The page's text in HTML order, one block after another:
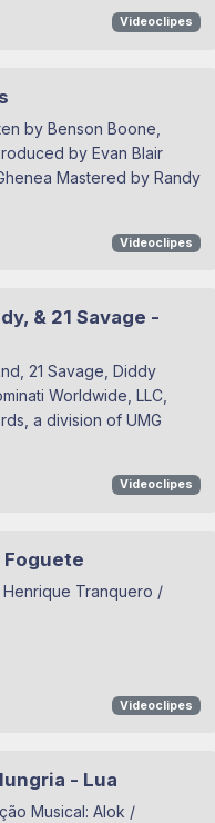
Videoclipes
by Benson Boone,
by Evan Blair
Mastered by Randy
Videoclipes
& 21 Savage -
21 Savage, Diddy
Worldwide, LLC,
a division of UMG
Videoclipes
Foguete
Tranquero /
Videoclipes
- Lua
Musical: Alok /